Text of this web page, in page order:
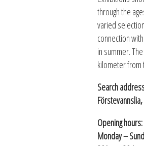
through the
varied
connection
in summer.
kilometer from
Search
Opening hours:
Monday –